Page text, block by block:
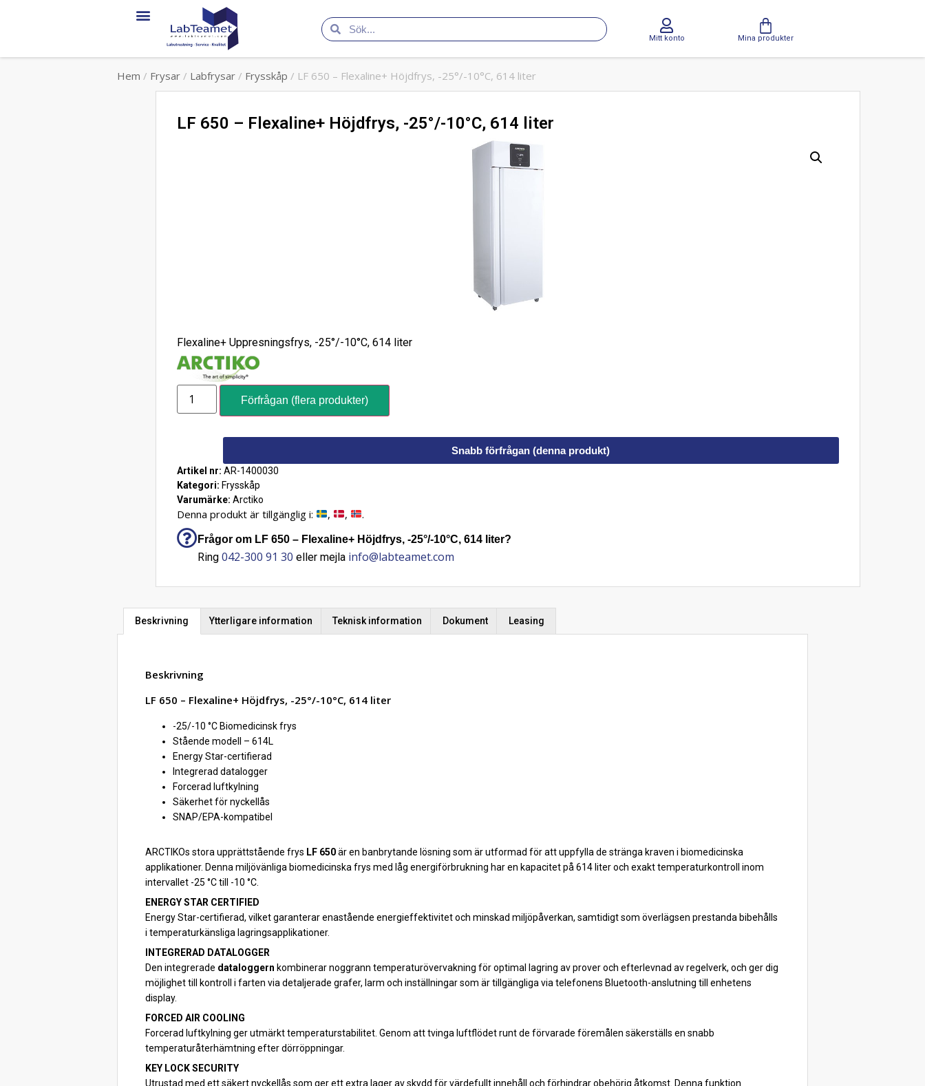
Mitt konto Mina produkter
Hem / Frysar / Labfrysar / Frysskåp / LF 650 – Flexaline+ Höjdfrys, -25°/-10°C, 614 liter
LF 650 – Flexaline+ Höjdfrys, -25°/-10°C, 614 liter
Flexaline+ Uppresningsfrys, -25°/-10°C, 614 liter
Förfrågan (flera produkter)
Snabb förfrågan (denna produkt)
Artikel nr: AR-1400030
Kategori: Frysskåp
Varumärke: Arctiko
Denna produkt är tillgänglig i: , , .
Frågor om LF 650 – Flexaline+ Höjdfrys, -25°/-10°C, 614 liter?
Ring 042-300 91 30 eller mejla info@labteamet.com
Beskrivning Ytterligare information Teknisk information Dokument Leasing
Beskrivning
LF 650 – Flexaline+ Höjdfrys, -25°/-10°C, 614 liter
-25/-10 °C Biomedicinsk frys
Stående modell – 614L
Energy Star-certifierad
Integrerad datalogger
Forcerad luftkylning
Säkerhet för nyckellås
SNAP/EPA-kompatibel
ARCTIKOs stora upprättstående frys LF 650är en banbrytande lösning som är utformad för att uppfylla de stränga kraven i biomedicinska
applikationer. Denna miljövänliga biomedicinska frys med låg energiförbrukning har en kapacitet på 614 liter och exakt temperaturkontroll inom
intervallet -25 °C till -10 °C.
ENERGY STAR CERTIFIED
Energy Star-certifierad, vilket garanterar enastående energieffektivitet och minskad miljöpåverkan, samtidigt som överlägsen prestanda bibehålls
i temperaturkänsliga lagringsapplikationer.
INTEGRERAD DATALOGGER
Den integrerade dataloggern kombinerar noggrann temperaturövervakning för optimal lagring av prover och efterlevnad av regelverk, och ger dig
möjlighet till kontroll i farten via detaljerade grafer, larm och inställningar som är tillgängliga via telefonens Bluetooth-anslutning till enhetens
display.
FORCED AIR COOLING
Forcerad luftkylning ger utmärkt temperaturstabilitet. Genom att tvinga luftflödet runt de förvarade föremålen säkerställs en snabb
temperaturåterhämtning efter dörröppningar.
KEY LOCK SECURITY
Utrustad med ett säkert nyckellås som ger ett extra lager av skydd för värdefullt innehåll och förhindrar obehörig åtkomst. Denna funktion